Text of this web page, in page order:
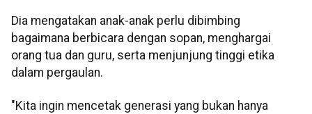
Dia mengatakan anak-anak perlu dibimbing
bagaimana berbicara dengan sopan, menghargai
orang tua dan guru, serta menjunjung tinggi etika
dalam pergaulan.
"Kita ingin mencetak generasi yang bukan hanya